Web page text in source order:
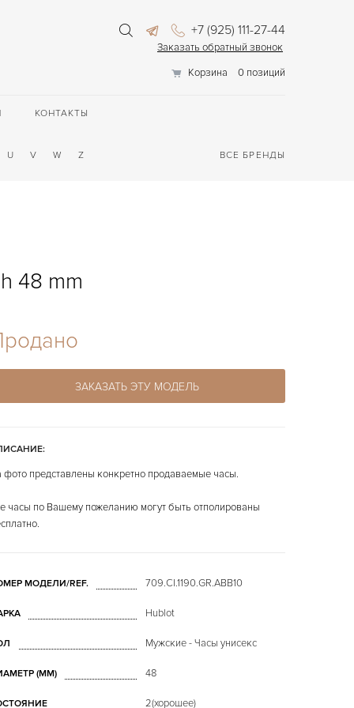
+7 (925) 111-27-44
Заказать обратный звонок
Корзина
0 позиций
КОНТАКТЫ
U V W Z ВСЕ БРЕНДЫ
48 mm
ЗАКАЗАТЬ ЭТУ МОДЕЛЬ
фото представлены конкретно продаваемые часы.
часы по Вашему пожеланию могут быть отполированы
МОДЕЛИ/REF. 709.CI.1190.GR.ABB10
Hublot
Мужские - Часы унисекс
(MM) 48
2(хорошее)